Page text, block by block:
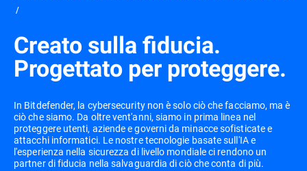
Creato sulla fiducia.
Progettato per proteggere.
In Bitdefender, la cybersecurity non è solo ciò che facciamo, ma è
ciò che siamo. Da oltre vent'anni, siamo in prima linea nel
proteggere utenti, aziende e governi da minacce sofisticate e
attacchi informatici. Le nostre tecnologie basate sull'IA e
l'esperienza nella sicurezza di livello mondiale ci rendono un
partner di fiducia nella salvaguardia di ciò che conta di più.